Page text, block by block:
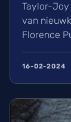
Taylor-
van
Florence
hoofdrollen
16-02-2024